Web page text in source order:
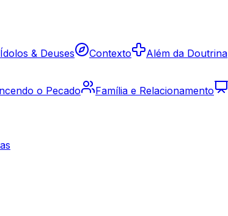
Ídolos & Deuses Contexto Além da Doutrina
o Pecado Família e Relacionamento